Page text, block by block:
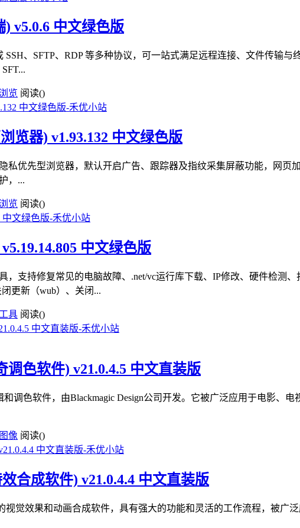
v5.0.6 中文绿色版
SSH、SFTP、RDP 等多种协议，可一站式满足远程连接、文件传输
览 阅读()
览器) v1.93.132 中文绿色版
私优先型浏览器，默认开启广告、跟踪器及指纹采集屏蔽功能，网
，...
览 阅读()
中文绿色版
，支持修复常见的电脑故障、.net/vc运行库下载、IP修改、硬件检测
更新（wub）、关闭...
具 阅读()
调色软件) v21.0.4.5 中文直装版
和调色软件，由Blackmagic Design公司开发。它被广泛应用于电影
像 阅读()
合成软件) v21.0.4.4 中文直装版
视觉效果和动画合成软件，具有强大的功能和灵活的工作流程，被